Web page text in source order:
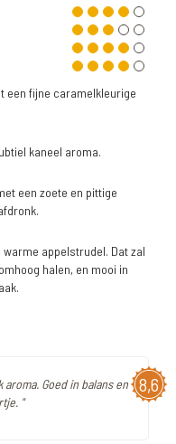
een fijne caramelkleurige
kaneel aroma.
een zoete en pittige
warme appelstrudel. Dat zal
halen, en mooi in
8,6
Goed in balans en
"